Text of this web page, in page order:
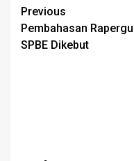
Post
navigation
Previous
Pembahasan
SPBE Dikebut